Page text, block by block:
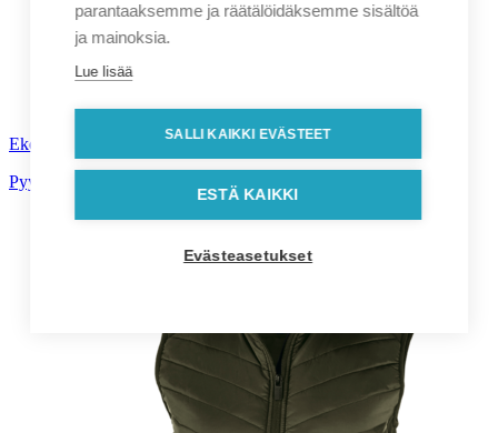
Ekologinen Bottli kuulakärkikynä
Pyydä tarjous!
parantaaksemme ja räätälöidäksemme sisältöä
ja mainoksia.
Lue lisää
SALLI KAIKKI EVÄSTEET
ESTÄ KAIKKI
Evästeasetukset